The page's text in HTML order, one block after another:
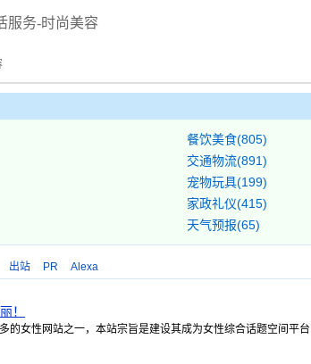
服务-时尚美容
餐饮美食(805)
交通物流(891)
宠物玩具(199)
家政礼仪(415)
天气预报(65)
出站 PR Alexa
！
的女性网站之一，本站宗旨是建设其成为女性综合话题空间平